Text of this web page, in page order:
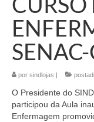
por sindlojas |
O Presidente do
participou da Aula
Enfermagem